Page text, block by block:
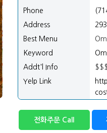
Phone
Address
Best Menu
Keyword
Addt'l Info
Yelp Link
전화주문 Call